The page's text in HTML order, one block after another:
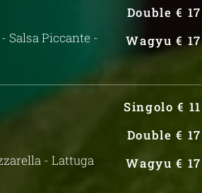
Salsa Piccante -
Double € 17
Wagyu € 17
- Lattuga
Singolo € 11
Double € 17
Wagyu € 17